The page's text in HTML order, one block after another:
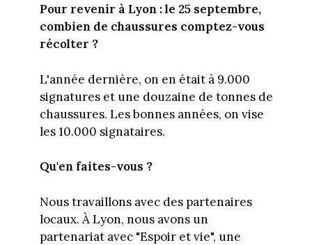
Pour revenir à Lyon : le 25 septembre,
combien de chaussures comptez-vous
récolter ?
L'année dernière, on en était à 9.000
signatures et une douzaine de tonnes de
chaussures. Les bonnes années, on vise
les 10.000 signataires.
Qu'en faites-vous ?
Nous travaillons avec des partenaires
locaux. À Lyon, nous avons un
partenariat avec "Espoir et vie", une